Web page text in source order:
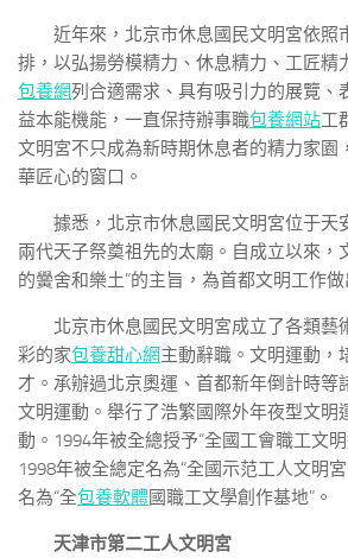
近年來，北京市休息國民文明宮依照
排，以弘揚勞模精力、休息精力、工匠精
包養網列合適需求、具有吸引力的展覽、
益本能機能，一直保持辦事職包養網站工
文明宮不只成為新時期休息者的精力家園
華匠心的窗口。
據悉，北京市休息國民文明宮位于天
兩代天子祭奠祖先的太廟。自成立以來，
的黌舍和樂土”的主旨，為首都文明工作做
北京市休息國民文明宮成立了各類藝
彩的家包養甜心網主動辭職。文明運動，
才。承辦過北京奧運、首都新年倒計時等
文明運動。舉行了浩繁國際外年夜型文明
動。1994年被全總授予“全國工會職工文明
1998年被全總定名為“全國示范工人文明
名為“全包養軟體國職工文學創作基地”。
天津市第二工人文明宮